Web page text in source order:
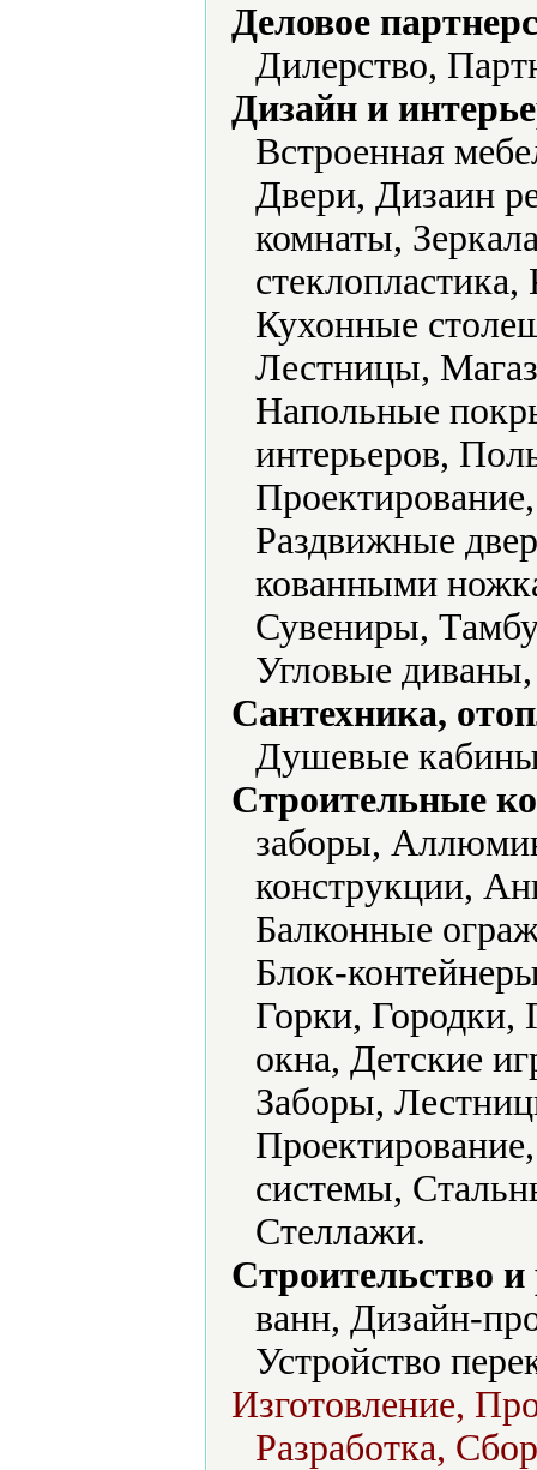
Деловое
Дилерство,
Дизайн и
Встроенная
Двери, Дизаин
комнаты,
Кухонные
Лестницы,
Напольные
интерьеров,
Раздвижные
кованными
Сувениры,
Угловые
Сантехника,
Душевые
Строительные
заборы,
конструкции,
Балконные
Блок-
Горки, Городки,
окна, Детские
Заборы,
системы,
Стеллажи.
Строительство
ванн, Дизайн-
Устройство
Изготовление,
Разработка,